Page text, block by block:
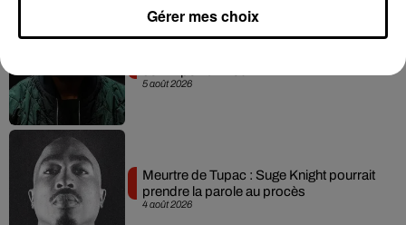
5 août 2026
4 août 2026
Meurtre de Tupac : Suge Knight pourrait
prendre la parole au procès
Gérer mes choix